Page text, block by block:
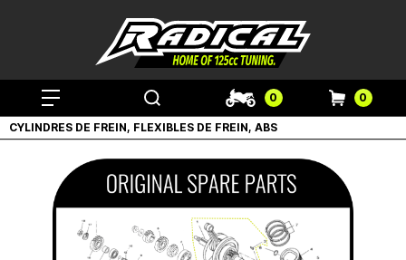
0 0
CYLINDRES DE FREIN, FLEXIBLES DE FREIN, ABS